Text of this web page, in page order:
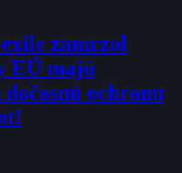
zamrzol
EÚ majú
ochranu